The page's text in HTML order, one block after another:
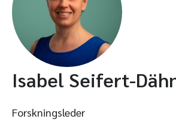
Isabel Seifert-
Forskningsleder